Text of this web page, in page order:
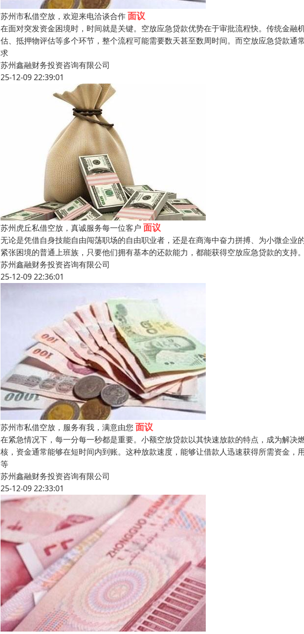
苏州市私借空放，欢迎来电洽谈合作面议
在面对突发资金困境时，时间就是关键。空放应急贷款优势在于审批流程快。传统金融
估、抵押物评估等多个环节，整个流程可能需要数天甚至数周时间。而空放应急贷款通
求
苏州鑫融财务投资咨询有限公司
25-12-09 22:39:01
苏州虎丘私借空放，真诚服务每一位客户 面议
无论是凭借自身技能自由闯荡职场的自由职业者，还是在商海中奋力拼搏、为小微企业
紧张困境的普通上班族，只要他们拥有基本的还款能力，都能获得空放应急贷款的支持
苏州鑫融财务投资咨询有限公司
25-12-09 22:36:01
苏州市私借空放，服务有我，满意由您 面议
在紧急情况下，每一分每一秒都是重要。小额空放贷款以其快速放款的特点，成为解决
核，资金通常能够在短时间内到账。这种放款速度，能够让借款人迅速获得所需资金，
等
苏州鑫融财务投资咨询有限公司
25-12-09 22:33:01